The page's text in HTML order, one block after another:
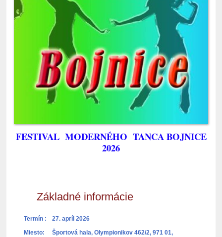
FESTIVAL MODERNÉHO TANCA BOJNICE
2026
Základné informácie
Termín :
27. apríl 2026
Miesto:
Športová hala, Olympionikov 462/2, 971 01,